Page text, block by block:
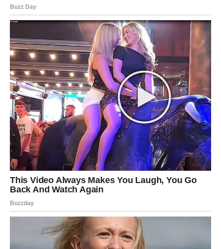
Ako ste slobodni, moguće je poznanstvo sa osobom koja
će vas osvojiti iskrenošću i toplinom.
Neće biti potrebe za igrama ni nagađanjima.
Sve će djelovati prirodno.
Ako ste zauzeti, odnos sa partnerom ulazi u ljepšu fazu.
Više razumijevanja, više podrške i više zajedničkih
planova obilježiće naredni period.
VRIJEME JE DA POVJERUJETE
U LIJEPE STVARI
Ponekad ste toliko fokusirani na obaveze da zaboravite
uživati u onome što imate.